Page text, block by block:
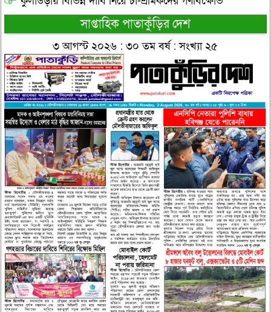
সাপ্তাহিক পাতাকুঁড়ির দেশ
৩ আগস্ট ২০২৬ : ৩০ তম বর্ষ : সংখ্যা ২৫